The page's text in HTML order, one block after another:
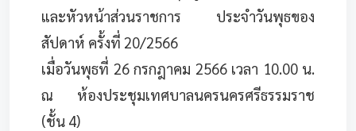
และหัวหน้าส่วนราชการ ประจำวันพุธของ
สัปดาห์ ครั้งที่ 20/2566
เมื่อวันพุธที่ 26 กรกฎาคม 2566 เวลา 10.00 น.
ณ ห้องประชุมเทศบาลนครนครศรีธรรมราช
(ชั้น 4)